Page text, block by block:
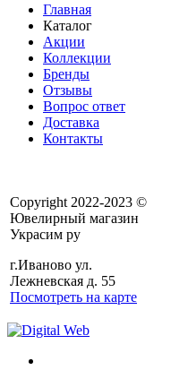
Главная
Каталог
Акции
Коллекции
Бренды
Отзывы
Вопрос ответ
Доставка
Контакты
Copyright 2022-2023 ©
Ювелирный магазин
Украсим ру
г.Иваново ул.
Лежневская д. 55
Посмотреть на карте